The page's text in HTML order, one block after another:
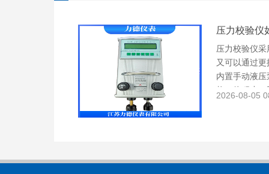
压力校验仪
压力校验仪
又可以通过
内置手动液
构，体积小
2026-08-05